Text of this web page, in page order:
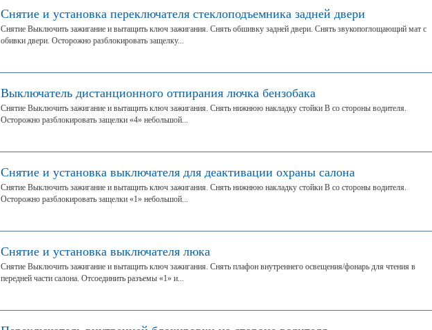
Снятие и установка переключателя стеклоподъемника задней двери
Снятие Выключить зажигание и вытащить ключ зажигания. Снять обшивку задней двери. Снять звукопоглощающий мат с
обивки двери. Осторожно разблокировать защелку...
Выключатель дистанционного отпирания лючка бензобака
Снятие Выключить зажигание и вытащить ключ зажигания. Снять нижнюю накладку стойки В со стороны водителя.
Осторожно разблокировать защелки «4» небольшой...
Снятие и установка выключателя для деактивации охраны салона
Снятие Выключить зажигание и вытащить ключ зажигания. Снять нижнюю накладку стойки В со стороны водителя.
Осторожно разблокировать защелки «1» небольшой...
Снятие и установка выключателя люка
Снятие Выключить зажигание и вытащить ключ зажигания. Снять плафон внутреннего освещения/фонарь для чтения в
передней части салона. Отсоединить разъемы «1» и...